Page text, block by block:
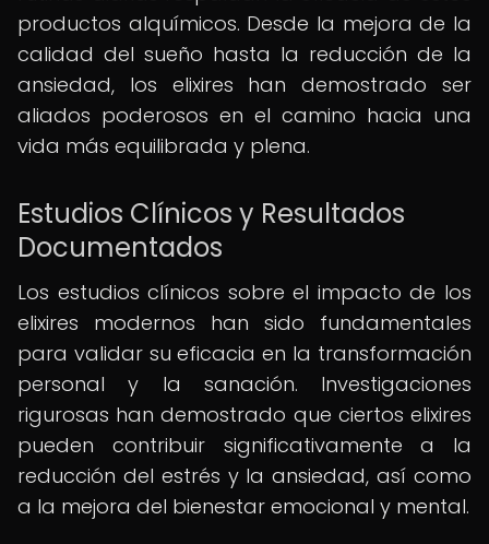
productos alquímicos. Desde la mejora de la
calidad del sueño hasta la reducción de la
ansiedad, los elixires han demostrado ser
aliados poderosos en el camino hacia una
vida más equilibrada y plena.
Estudios Clínicos y Resultados
Documentados
Los estudios clínicos sobre el impacto de los
elixires modernos han sido fundamentales
para validar su eficacia en la transformación
personal y la sanación. Investigaciones
rigurosas han demostrado que ciertos elixires
pueden contribuir significativamente a la
reducción del estrés y la ansiedad, así como
a la mejora del bienestar emocional y mental.